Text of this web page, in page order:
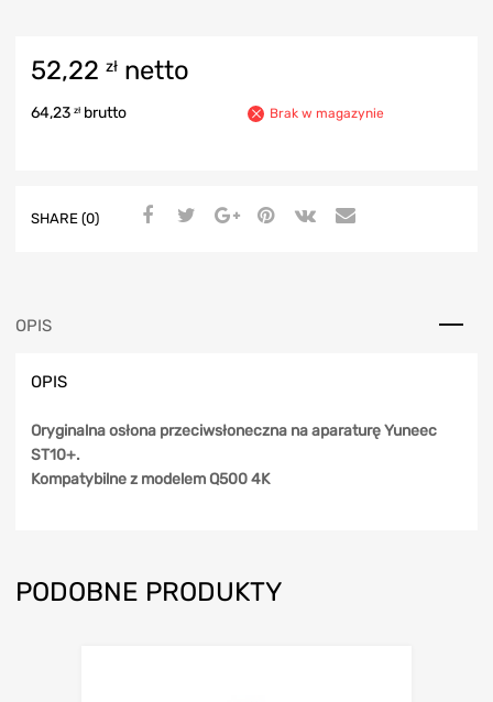
52,22 zł netto
64,23 zł brutto Brak w magazynie
SHARE (0)
OPIS
OPIS
Oryginalna osłona przeciwsłoneczna na aparaturę Yuneec
ST10+.
Kompatybilne z modelem Q500 4K
PODOBNE PRODUKTY